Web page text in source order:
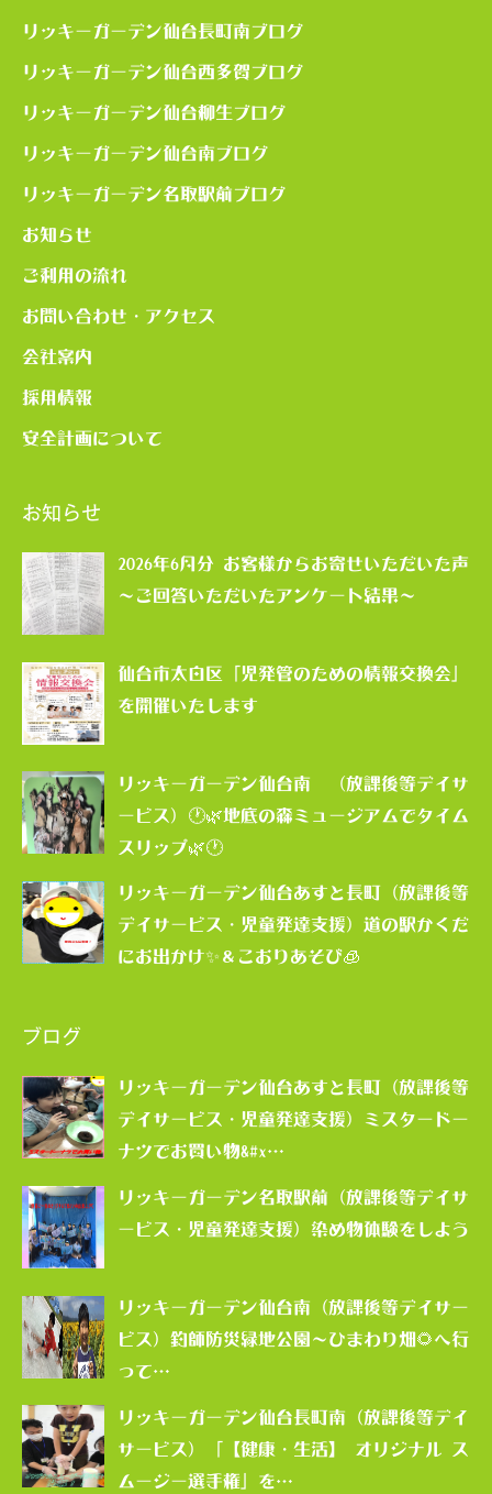
リッキーガーデン仙台長町南ブログ
リッキーガーデン仙台西多賀ブログ
リッキーガーデン仙台柳生ブログ
リッキーガーデン仙台南ブログ
リッキーガーデン名取駅前ブログ
お知らせ
ご利用の流れ
お問い合わせ・アクセス
会社案内
採用情報
安全計画について
お知らせ
2026年6月分 お客様からお寄せいただいた声
～ご回答いただいたアンケート結果～
仙台市太白区「児発管のための情報交換会」
を開催いたします
リッキーガーデン仙台南 （放課後等デイサ
ービス）🕐🌿地底の森ミュージアムでタイム
スリップ🌿🕐
リッキーガーデン仙台あすと長町（放課後等
デイサービス・児童発達支援）道の駅かくだ
にお出かけ✨＆こおりあそび🧊
ブログ
リッキーガーデン仙台あすと長町（放課後等
デイサービス・児童発達支援）ミスタードー
ナツでお買い物&#x…
リッキーガーデン名取駅前（放課後等デイサ
ービス・児童発達支援）染め物体験をしよう
リッキーガーデン仙台南（放課後等デイサー
ビス）釣師防災緑地公園～ひまわり畑🌻へ行
って…
リッキーガーデン仙台長町南（放課後等デイ
サービス）「【健康・生活】 オリジナル ス
ムージー選手権」を…